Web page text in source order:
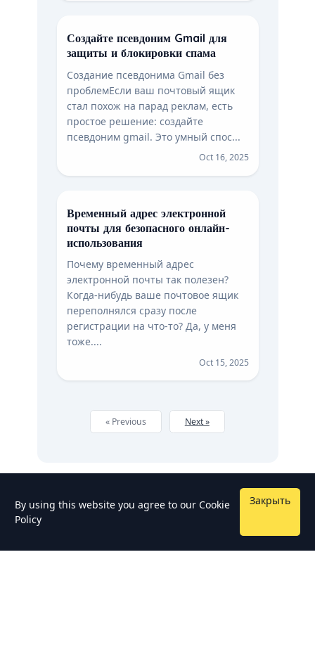
Создайте псевдоним Gmail для
защиты и блокировки спама
Создание псевдонима Gmail без
проблемЕсли ваш почтовый ящик
стал похож на парад реклам, есть
простое решение: создайте
псевдоним gmail. Это умный спос...
Oct 16, 2025
Временный адрес электронной
почты для безопасного онлайн-
использования
Почему временный адрес
электронной почты так полезен?
Когда-нибудь ваше почтовое ящик
переполнялся сразу после
регистрации на что-то? Да, у меня
тоже....
Oct 15, 2025
« Previous Next »
By using this website you agree to our Cookie
Policy
Закрыть